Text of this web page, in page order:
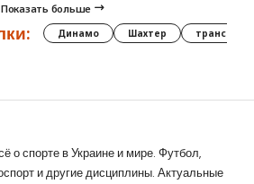
Показать больше
Динамо Шахтер трансферы
о спорте в Украине и мире. Футбол,
и другие дисциплины. Актуальные